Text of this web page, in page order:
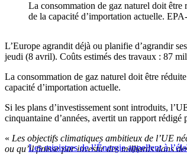
La consommation de gaz naturel doit être
de la capacité d’importation actuelle.
L’Europe agrandit déjà ou planifie d’agrandir
jeudi (8 avril). Coûts estimés des travaux : 87
La consommation de gaz naturel doit être
capacité d’importation actuelle.
Si les plans d’investissement sont introduits,
cinquantaine d’années, avertit un rapport
Les ministres de l’Énergie appellent à
« Les objectifs climatiques ambitieux de l’UE
ou qu’il finisse par investir des milliards dans